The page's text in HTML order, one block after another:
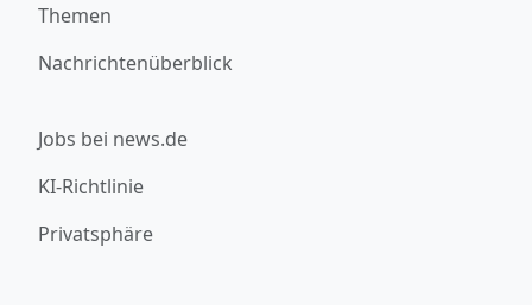
Themen
Nachrichtenüberblick
Jobs bei news.de
KI-Richtlinie
Privatsphäre